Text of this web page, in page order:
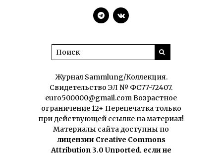
Журнал Sammlung/Коллекция.
Свидетельство ЭЛ № ФС77-72407.
euro500000@gmail.com Возрастное
ограничение 12+ Перепечатка только
при действующей ссылке на материал!
Материалы сайта доступны по
лицензии Creative Commons
Attribution 3.0 Unported, если не